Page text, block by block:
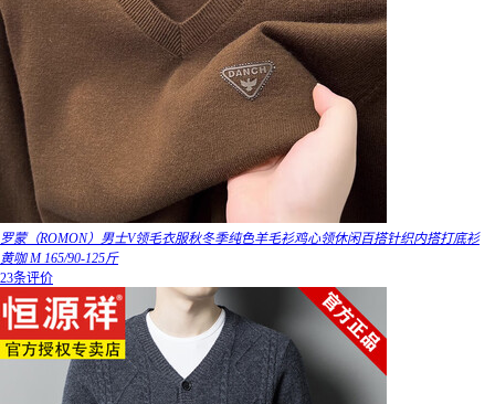
罗蒙（ROMON）男士V领毛衣服秋冬季纯色羊毛衫鸡心领休闲百搭针织内搭打底衫
黄咖 M 165/90-125斤
23条评价